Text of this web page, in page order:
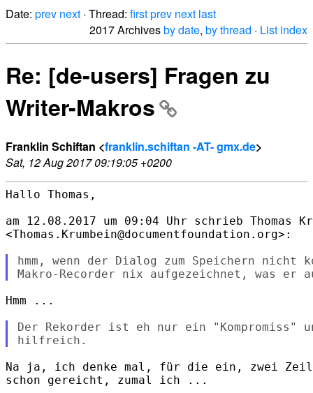
Date: prev next · Thread: firstprev next last
2017 Archivesby date, by thread · List index
Re: [de-users] Fragen zu
Writer-Makros
Franklin Schiftan <franklin.schiftan -AT- gmx.de>
Sat, 12 Aug 2017 09:19:05 +0200
Hallo Thomas,
am 12.08.2017 um 09:04 Uhr schrieb Thomas
<Thomas.Krumbein@documentfoundation.org>:
hmm, wenn der Dialog zum Speichern nicht
Hmm ...
Der Rekorder ist eh nur ein "Kompromiss"
Na ja, ich denke mal, für die ein, zwei
schon gereicht, zumal ich ...